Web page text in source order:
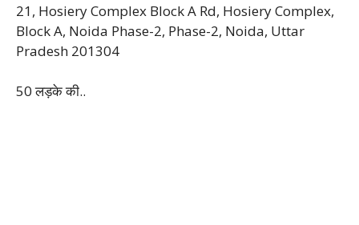
21, Hosiery Complex Block A Rd, Hosiery Complex,
Block A, Noida Phase-2, Phase-2, Noida, Uttar
Pradesh 201304
50 लड़के की..